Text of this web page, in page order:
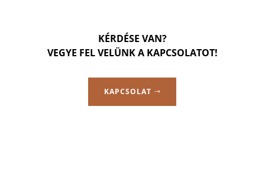
KÉRDÉSE VAN?
VEGYE FEL VELÜNK A KAPCSOLATOT!
KAPCSOLAT